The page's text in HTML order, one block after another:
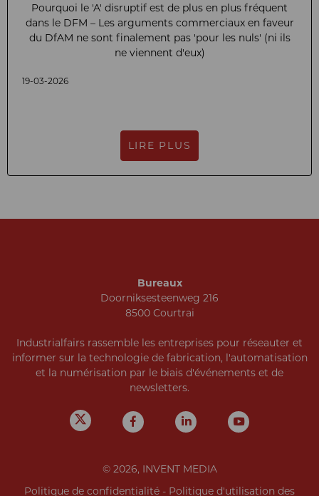
Pourquoi le 'A' disruptif est de plus en plus fréquent
dans le DFM – Les arguments commerciaux en faveur
du DfAM ne sont finalement pas 'pour les nuls' (ni ils
ne viennent d'eux)
19-03-2026
LIRE PLUS
Bureaux
Doorniksesteenweg 216
8500 Courtrai
Industrialfairs rassemble les entreprises pour réseauter et
informer sur la technologie de fabrication, l'automatisation
et la numérisation par le biais d'événements et de
newsletters.
© 2026, INVENT MEDIA
Politique de confidentialité - Politique d'utilisation des